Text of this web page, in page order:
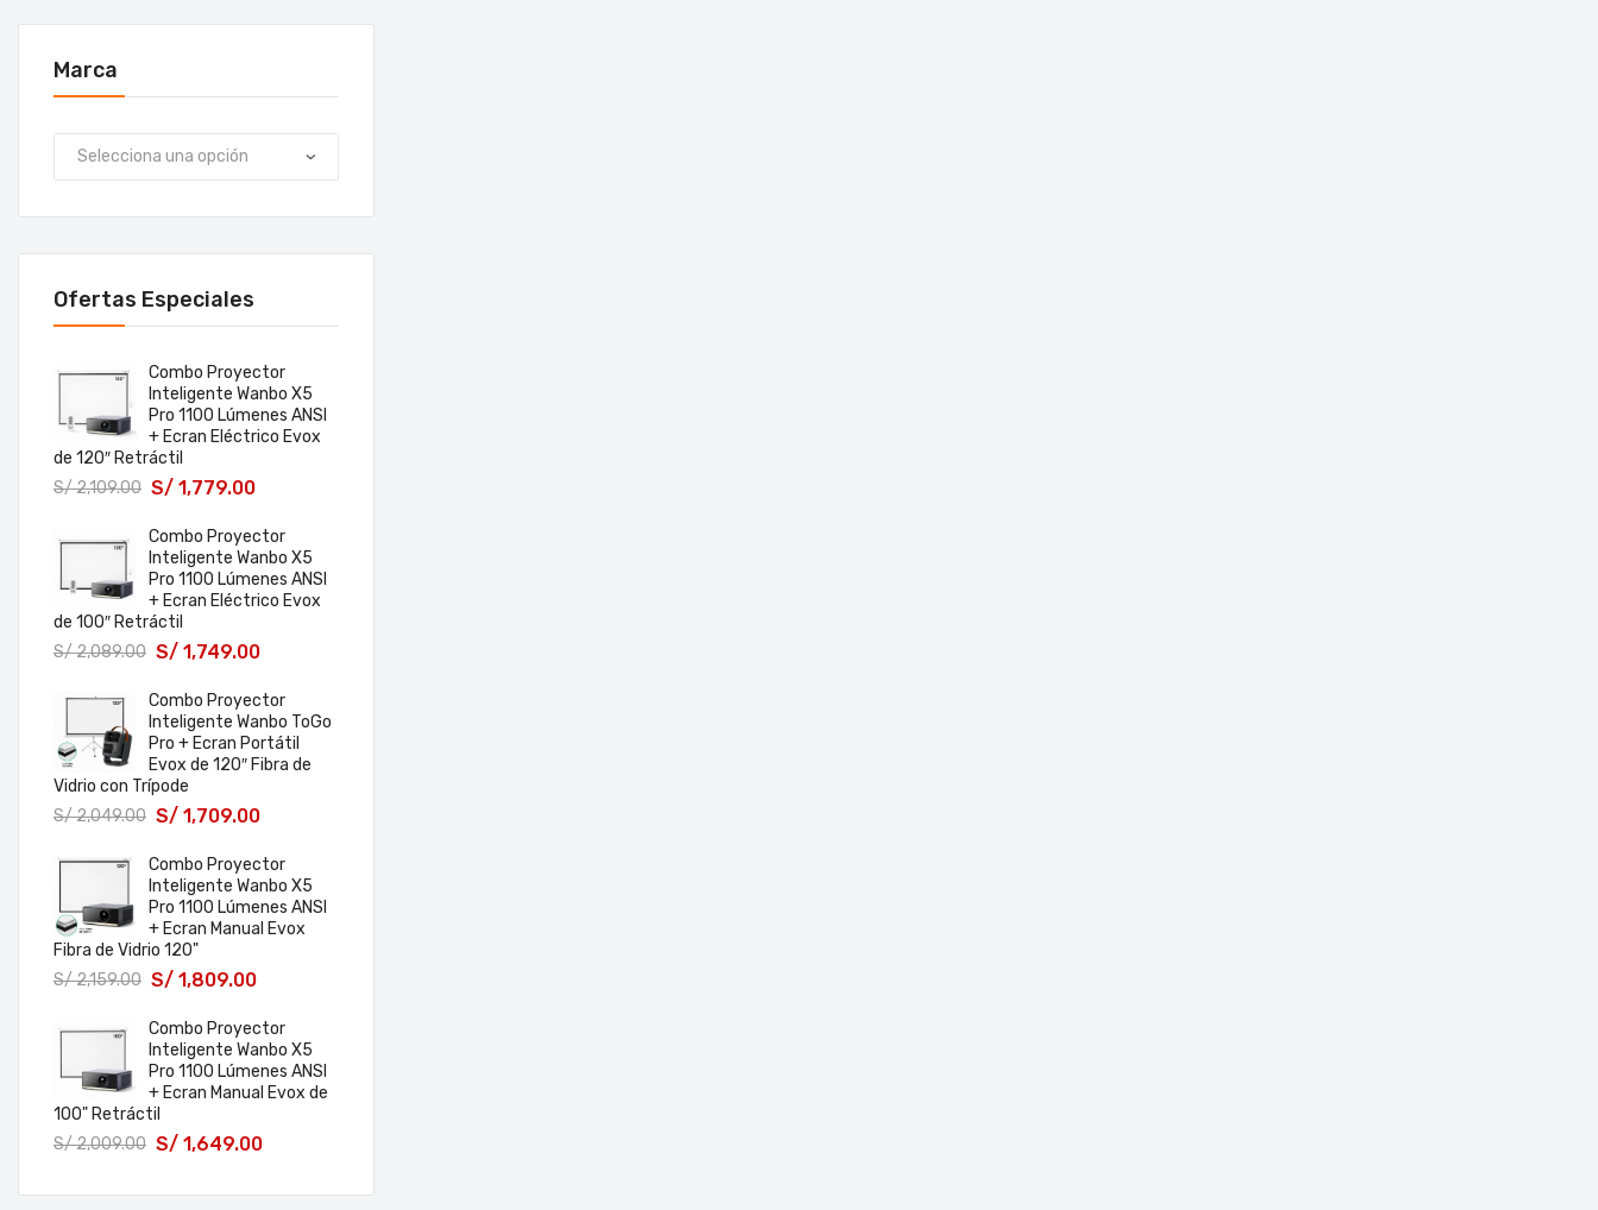
Marca
Ofertas Especiales
Combo Proyector
Inteligente Wanbo X5
Pro 1100 Lúmenes ANSI
+ Ecran Eléctrico Evox
de 120″ Retráctil
S/2,109.00 S/ 1,779.00
Combo Proyector
Inteligente Wanbo X5
Pro 1100 Lúmenes ANSI
+ Ecran Eléctrico Evox
de 100″ Retráctil
S/2,089.00 S/ 1,749.00
Combo Proyector
Inteligente Wanbo ToGo
Pro + Ecran Portátil
Evox de 120″ Fibra de
Vidrio con Trípode
S/2,049.00 S/ 1,709.00
Combo Proyector
Inteligente Wanbo X5
Pro 1100 Lúmenes ANSI
+ Ecran Manual Evox
Fibra de Vidrio 120"
S/2,159.00 S/ 1,809.00
Combo Proyector
Inteligente Wanbo X5
Pro 1100 Lúmenes ANSI
+ Ecran Manual Evox de
100" Retráctil
S/2,009.00 S/ 1,649.00